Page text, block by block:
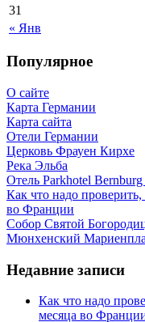
« Янв
31
Популярное
О сайте
Карта Германии
Карта сайта
Отели Германии
Церковь Фрауен Кирхе
Река Эльба
Отель Parkhotel Bernburg
Как что надо
во Франции
Собор Святой
Мюнхенский
Недавние записи
Как что надо
месяца во